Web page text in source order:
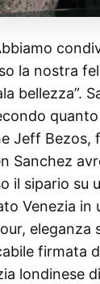
la nostra
bellezza”.
Jeff
Sanchez
il sipario su
Venezia in
eleganza
firmata
londinese